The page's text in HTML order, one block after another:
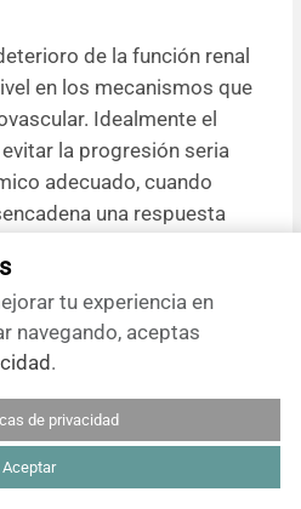
tu experiencia en
navegando, aceptas
.
de privacidad
Aceptar
de la función renal
en los mecanismos que
Idealmente el
la progresión seria
adecuado, cuando
una respuesta
cascada molecular en
a la formación de
a nivel
un efecto deletéreo
mesangiales y
por lo que